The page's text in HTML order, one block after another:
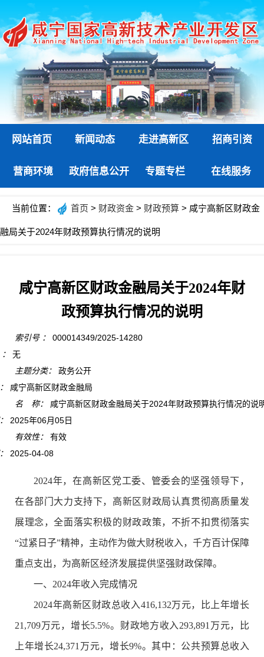
网站首页 新闻动态 走进高新区 招商引资
营商环境 政府信息公开 专题专栏 在线服务
当前位置： 首页 > 财政资金 > 财政预算 > 咸宁高新区财政金
融局关于2024年财政预算执行情况的说明
咸宁高新区财政金融局关于2024年财
政预算执行情况的说明
索引号 ：
000014349/2025-14280
无
主题分类：
政务公开
咸宁高新区财政金融局
名 称：
咸宁高新区财政金融局关于2024年财政预算执行情况的说
2025年06月05日
有效性：
有效
2025-04-08
2024年，在高新区党工委、管委会的坚强领导下，
在各部门大力支持下，高新区财政局认真贯彻高质量发
展理念，全面落实积极的财政政策，不折不扣贯彻落实
“过紧日子”精神，主动作为做大财税收入，千方百计保障
重点支出，为高新区经济发展提供坚强财政保障。
一、2024年收入完成情况
2024年高新区财政总收入416,132万元，比上年增长
21,709万元，增长5.5%。财政地方收入293,891万元，比
上年增长24,371万元，增长9%。其中：公共预算总收入